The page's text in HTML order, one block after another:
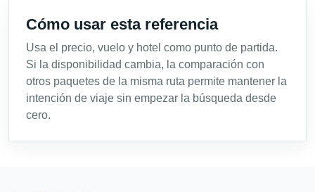
Cómo usar esta referencia
Usa el precio, vuelo y hotel como punto de partida.
Si la disponibilidad cambia, la comparación con
otros paquetes de la misma ruta permite mantener la
intención de viaje sin empezar la búsqueda desde
cero.